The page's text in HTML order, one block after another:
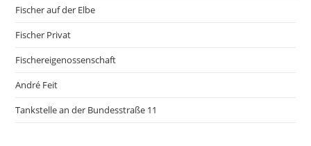
Fischer auf der Elbe
Fischer Privat
Fischereigenossenschaft
André Feit
Tankstelle an der Bundesstraße 11